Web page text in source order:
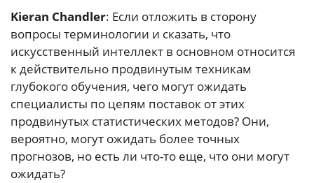
Kieran Chandler: Если отложить в сторону
вопросы терминологии и сказать, что
искусственный интеллект в основном относится
к действительно продвинутым техникам
глубокого обучения, чего могут ожидать
специалисты по цепям поставок от этих
продвинутых статистических методов? Они,
вероятно, могут ожидать более точных
прогнозов, но есть ли что-то еще, что они могут
ожидать?